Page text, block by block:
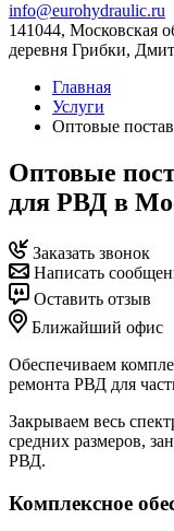
info@eurohydraulic.ru
141044, Московская
деревня Грибки,
Главная
Услуги
Оптовые
Оптовые
для РВД в
Заказать звонок
Написать
Оставить отзыв
Ближайший офис
Обеспечиваем
ремонта РВД для
Закрываем весь
средних размеров,
РВД.
Комплексное